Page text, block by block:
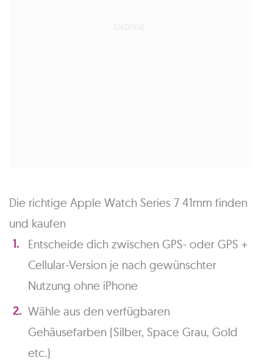
Die richtige Apple Watch Series 7 41mm finden
und kaufen
Entscheide dich zwischen GPS- oder GPS +
Cellular-Version je nach gewünschter
Nutzung ohne iPhone
Wähle aus den verfügbaren
Gehäusefarben (Silber, Space Grau, Gold
etc.)